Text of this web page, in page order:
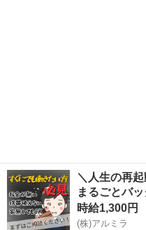
＼人生の再
まるごとバ
時給1,300円
(株)アルミラ